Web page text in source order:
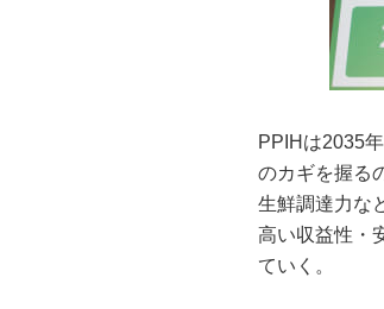
PPIHは2035
のカギを握る
生鮮調達力な
高い収益性・
ていく。